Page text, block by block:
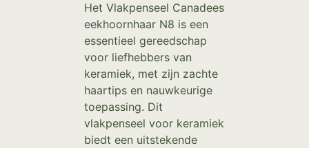
Het Vlakpenseel Canadees
eekhoornhaar N8 is een
essentieel gereedschap
voor liefhebbers van
keramiek, met zijn zachte
haartips en nauwkeurige
toepassing. Dit
vlakpenseel voor keramiek
biedt een uitstekende